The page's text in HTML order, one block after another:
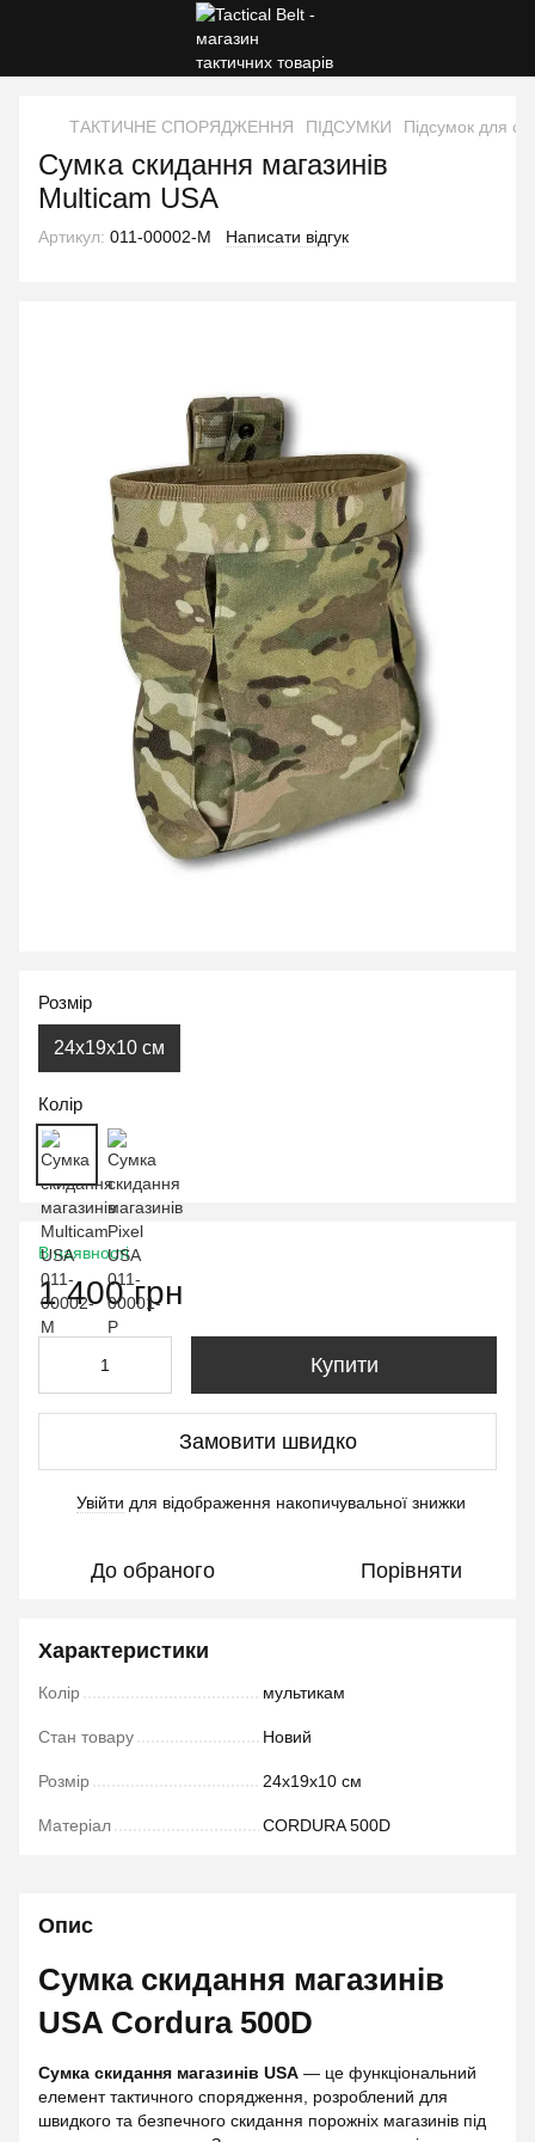
ТАКТИЧНЕ СПОРЯДЖЕННЯ ПІДСУМКИ Підсумок для
Сумка скидання магазинів
Multicam USA
Артикул: 011-00002-M Написати відгук
Розмір
24х19х10 см
Колір
В наявності
1 400 грн
Купити
Замовити швидко
Увійти для відображення накопичувальної знижки
До обраного Порівняти
Характеристики
Колір мультикам
Стан товару Новий
Розмір 24х19х10 см
Матеріал CORDURA 500D
Опис
Сумка скидання магазинів
USA Cordura 500D
Сумка скидання магазинів USA — це функціональний
елемент тактичного спорядження, розроблений для
швидкого та безпечного скидання порожніх магазинів під